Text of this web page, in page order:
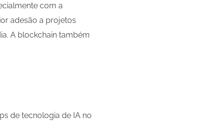
com a
adesão a projetos
A blockchain também
de tecnologia de IA no